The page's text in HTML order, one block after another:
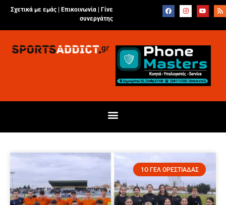
Σχετικά με εμάς | Επικοινωνία
Γίνε
συνεργάτης
1Ο ΓΕΛ ΟΡΕΣΤΙΑΔΑΣ